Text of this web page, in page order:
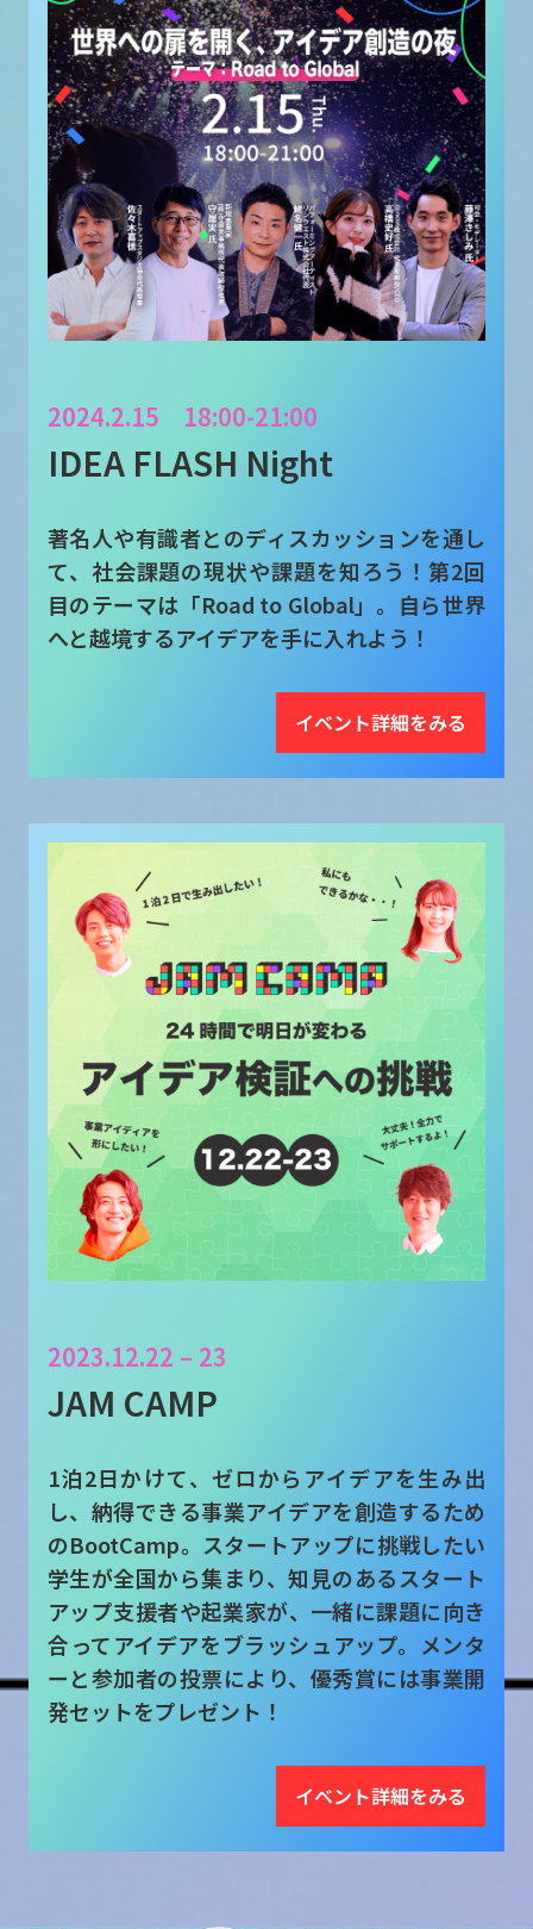
2024.2.15 18:00-21:00
IDEA FLASH Night
著名人や有識者とのディスカッションを通し
て、社会課題の現状や課題を知ろう！第2回
目のテーマは「Road to Global」。自ら世界
へと越境するアイデアを手に入れよう！
イベント詳細をみる
2023.12.22 – 23
JAM CAMP
1泊2日かけて、ゼロからアイデアを生み出
し、納得できる事業アイデアを創造するため
のBootCamp。スタートアップに挑戦したい
学生が全国から集まり、知見のあるスタート
アップ支援者や起業家が、一緒に課題に向き
合ってアイデアをブラッシュアップ。メンタ
ーと参加者の投票により、優秀賞には事業開
発セットをプレゼント！
イベント詳細をみる